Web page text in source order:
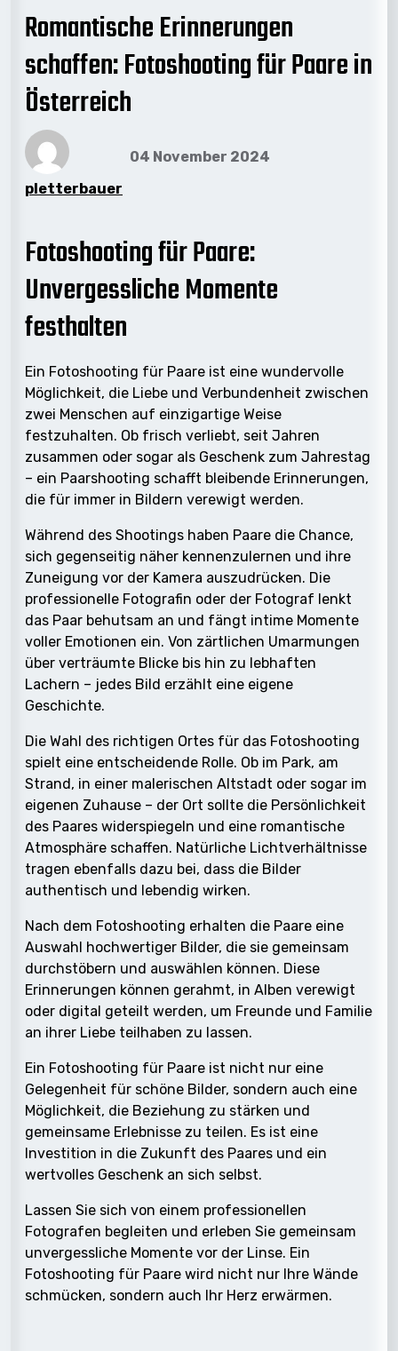
Romantische Erinnerungen
schaffen: Fotoshooting für Paare in
Österreich
pletterbauer
04 November 2024
Fotoshooting für Paare:
Unvergessliche Momente
festhalten
Ein Fotoshooting für Paare ist eine wundervolle
Möglichkeit, die Liebe und Verbundenheit zwischen
zwei Menschen auf einzigartige Weise
festzuhalten. Ob frisch verliebt, seit Jahren
zusammen oder sogar als Geschenk zum Jahrestag
– ein Paarshooting schafft bleibende Erinnerungen,
die für immer in Bildern verewigt werden.
Während des Shootings haben Paare die Chance,
sich gegenseitig näher kennenzulernen und ihre
Zuneigung vor der Kamera auszudrücken. Die
professionelle Fotografin oder der Fotograf lenkt
das Paar behutsam an und fängt intime Momente
voller Emotionen ein. Von zärtlichen Umarmungen
über verträumte Blicke bis hin zu lebhaften
Lachern – jedes Bild erzählt eine eigene
Geschichte.
Die Wahl des richtigen Ortes für das Fotoshooting
spielt eine entscheidende Rolle. Ob im Park, am
Strand, in einer malerischen Altstadt oder sogar im
eigenen Zuhause – der Ort sollte die Persönlichkeit
des Paares widerspiegeln und eine romantische
Atmosphäre schaffen. Natürliche Lichtverhältnisse
tragen ebenfalls dazu bei, dass die Bilder
authentisch und lebendig wirken.
Nach dem Fotoshooting erhalten die Paare eine
Auswahl hochwertiger Bilder, die sie gemeinsam
durchstöbern und auswählen können. Diese
Erinnerungen können gerahmt, in Alben verewigt
oder digital geteilt werden, um Freunde und Familie
an ihrer Liebe teilhaben zu lassen.
Ein Fotoshooting für Paare ist nicht nur eine
Gelegenheit für schöne Bilder, sondern auch eine
Möglichkeit, die Beziehung zu stärken und
gemeinsame Erlebnisse zu teilen. Es ist eine
Investition in die Zukunft des Paares und ein
wertvolles Geschenk an sich selbst.
Lassen Sie sich von einem professionellen
Fotografen begleiten und erleben Sie gemeinsam
unvergessliche Momente vor der Linse. Ein
Fotoshooting für Paare wird nicht nur Ihre Wände
schmücken, sondern auch Ihr Herz erwärmen.